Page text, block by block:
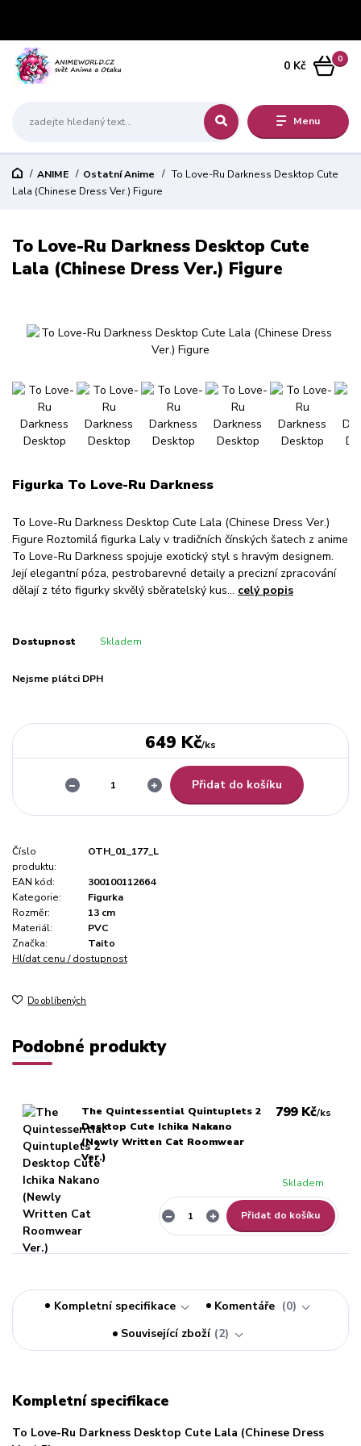
Menu
0
0 Kč
ANIME Ostatní Anime
To Love-Ru Darkness Desktop Cute
Lala (Chinese Dress Ver.) Figure
To Love-Ru Darkness Desktop Cute
Lala (Chinese Dress Ver.) Figure
Figurka To Love-Ru Darkness
To Love-Ru Darkness Desktop Cute Lala (Chinese Dress Ver.)
Figure Roztomilá figurka Laly v tradičních čínských šatech z anime
To Love-Ru Darkness spojuje exotický styl s hravým designem.
Její elegantní póza, pestrobarevné detaily a precizní zpracování
dělají z této figurky skvělý sběratelský kus... celý popis
Dostupnost Skladem
Nejsme plátci DPH
649 Kč/ks
Přidat do košíku
Číslo
produktu:
OTH_01_177_L
EAN kód:
300100112664
Kategorie:
Figurka
Rozměr:
13 cm
Materiál:
PVC
Značka:
Taito
Hlídat cenu / dostupnost
Do oblíbených
Podobné produkty
The Quintessential Quintuplets 2
Desktop Cute Ichika Nakano
(Newly Written Cat Roomwear
Ver.)
799 Kč/ks
Skladem
Přidat do košíku
Kompletní specifikace Komentáře
0
Související zboží 2
Kompletní specifikace
To Love-Ru Darkness Desktop Cute Lala (Chinese Dress